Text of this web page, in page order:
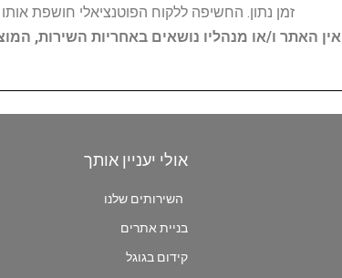
זמן נתון. החשיפה ללקוח הפוטנציאלי חושפת
אין האתר ו/או מנהליו נושאים באחריות השירות,
אולי יעניין אותך
השירותים שלנו
בניית אתרים
קידום בגוגל